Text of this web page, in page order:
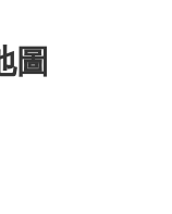
圖